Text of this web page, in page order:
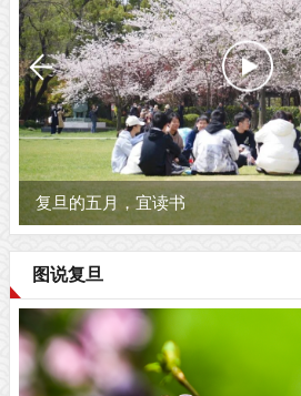
复旦的五月，宜读书
图说复旦